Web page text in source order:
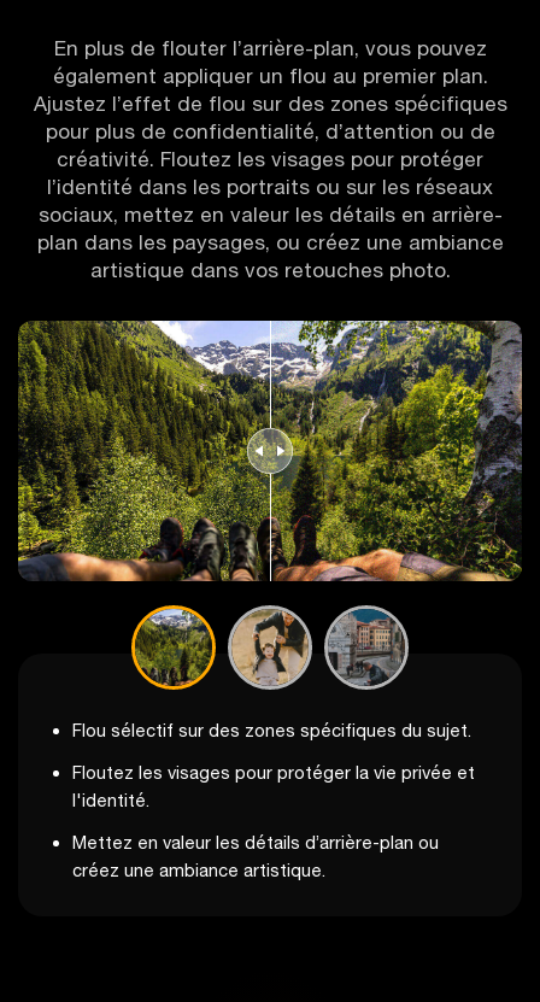
En plus de flouter l’arrière-plan, vous pouvez
également appliquer un flou au premier plan.
Ajustez l’effet de flou sur des zones spécifiques
pour plus de confidentialité, d’attention ou de
créativité. Floutez les visages pour protéger
l’identité dans les portraits ou sur les réseaux
sociaux, mettez en valeur les détails en arrière-
plan dans les paysages, ou créez une ambiance
artistique dans vos retouches photo.
Flou sélectif sur des zones spécifiques du sujet.
Floutez les visages pour protéger la vie privée et
l'identité.
Mettez en valeur les détails d’arrière-plan ou
créez une ambiance artistique.